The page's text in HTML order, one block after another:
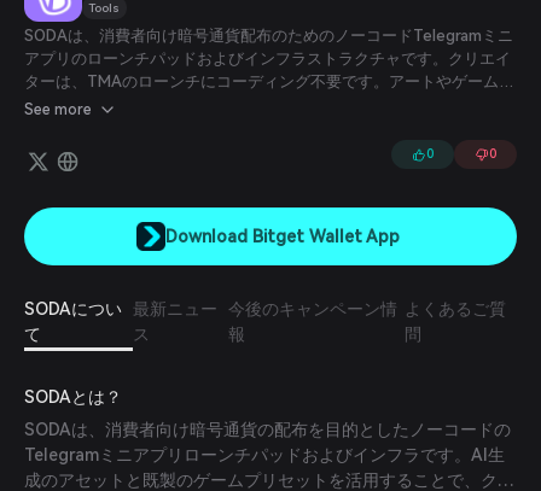
Español
Português (Brasil)
Español (Argentina)
Tools
SODAは、消費者向け暗号通貨配布のためのノーコードTelegramミニ
アプリのローンチパッドおよびインフラストラクチャです。クリエイ
ターは、TMAのローンチにコーディング不要です。アートやゲームデ
ザインのスキルも不要で、AI生成のアセットや既成のゲームプリセッ
See more
0 0
Download Bitget Wallet App
SODAについ
て
最新ニュー
ス
今後のキャンペーン情
報
よくあるご質
問
SODAとは？
SODAは、消費者向け暗号通貨の配布を目的としたノーコードの
Telegramミニアプリローンチパッドおよびインフラです。AI生
成のアセットと既製のゲームプリセットを活用することで、クリ